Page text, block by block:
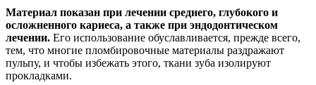
Материал показан при лечении среднего, глубокого и
осложненного кариеса, а также при эндодонтическом
лечении. Его использование обуславливается, прежде всего,
тем, что многие пломбировочные материалы раздражают
пульпу, и чтобы избежать этого, ткани зуба изолируют
прокладками.